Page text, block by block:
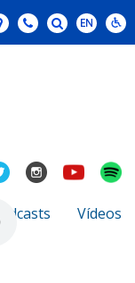
Vídeos